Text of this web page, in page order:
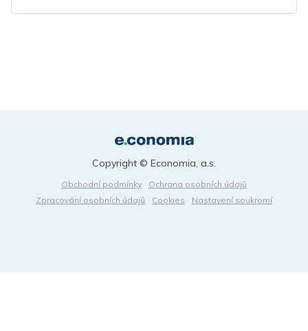
Obchodní podmínky
Ochrana osobních údajů
Zpracování osobních údajů
Cookies Nastavení soukromí
Copyright © Economia, a.s.